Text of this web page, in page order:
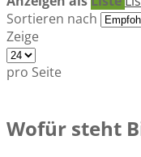
Sortieren nach
Zeige
pro Seite
Wofür steht